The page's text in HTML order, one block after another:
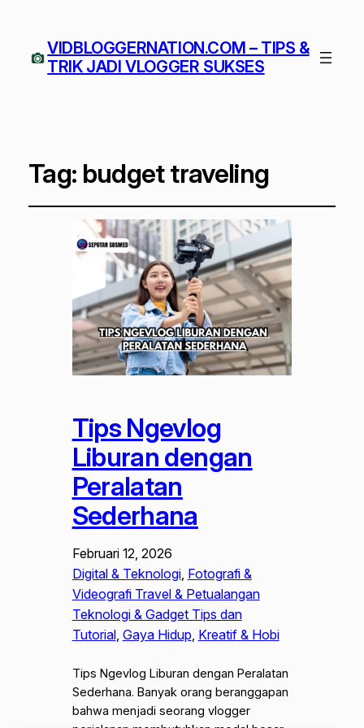
VIDBLOGGERNATION.COM – TIPS &
TRIK JADI VLOGGER SUKSES
Tag: budget traveling
Tips Ngevlog
Liburan dengan
Peralatan
Sederhana
Februari 12, 2026
Digital & Teknologi, Fotografi &
Videografi Travel & Petualangan
Teknologi & Gadget Tips dan
Tutorial, Gaya Hidup, Kreatif & Hobi
Tips Ngevlog Liburan dengan Peralatan
Sederhana. Banyak orang beranggapan
bahwa menjadi seorang vlogger